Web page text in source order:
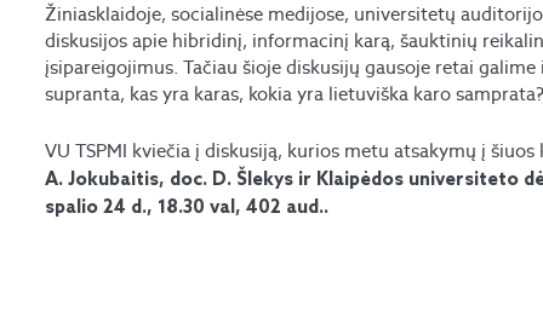
Žiniasklaidoje, socialinėse medijose, universitetų
diskusijos apie hibridinį, informacinį karą, šauktinių
įsipareigojimus. Tačiau šioje diskusijų gausoje retai
supranta, kas yra karas, kokia yra lietuviška karo
VU TSPMI kviečia į diskusiją, kurios metu atsakymų į
A. Jokubaitis, doc. D. Šlekys ir Klaipėdos universiteto
spalio 24 d., 18.30 val, 402 aud..